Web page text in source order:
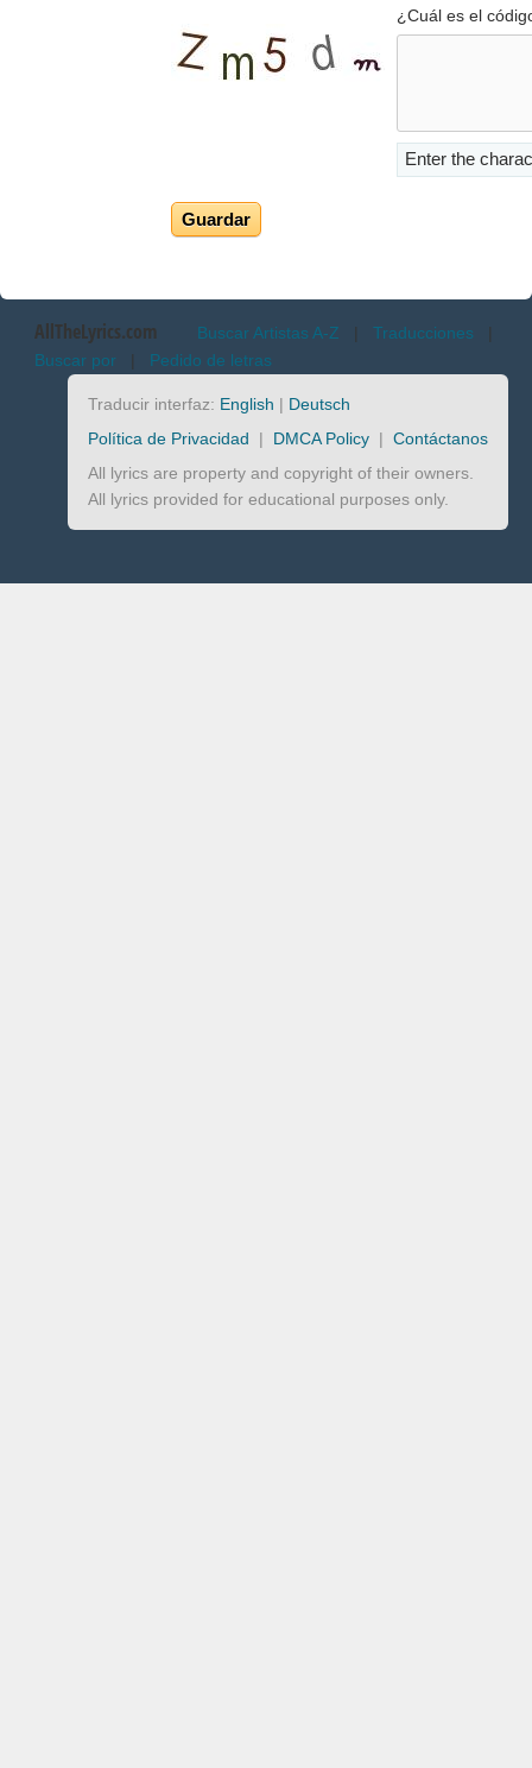
¿Cuál es el
Enter the
AllTheLyrics.com Buscar Artistas A-Z | Traducciones |
Buscar por | Pedido de letras
Traducir interfaz: English | Deutsch
Política de Privacidad | DMCA Policy | Contáctanos
All lyrics are property and copyright of their owners.
All lyrics provided for educational purposes only.